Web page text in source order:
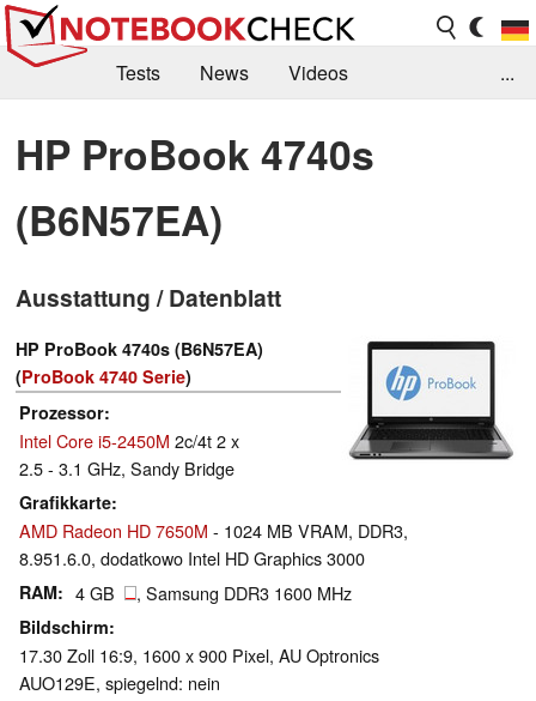
Tests News
Videos
Kaufberatung
Deals Suche
Jobs
Forum
...
HP ProBook 4740s
(B6N57EA)
Ausstattung / Datenblatt
HP ProBook 4740s (B6N57EA)
(ProBook 4740 Serie)
Prozessor
Intel Core i5-2450M 2c/4t 2 x
2.5 - 3.1 GHz, Sandy Bridge
Grafikkarte
AMD Radeon HD 7650M - 1024 MB VRAM, DDR3,
8.951.6.0, dodatkowo Intel HD Graphics 3000
RAM 4 GB , Samsung DDR3 1600 MHz
Bildschirm
17.30 Zoll 16:9, 1600 x 900 Pixel, AU Optronics
AUO129E, spiegelnd: nein